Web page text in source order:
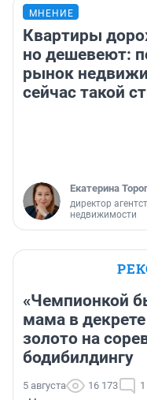
МНЕНИЕ
Квартиры
но дешевеют:
рынок
сейчас такой
Екатерина
директор
недвижимости
«Чемпионкой
мама в
золото на
бодибилдингу
5 августа 16 173 1